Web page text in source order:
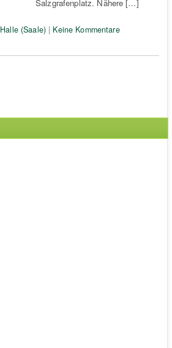
Salzgrafenplatz. Nähere […]
Halle (Saale) | Keine Kommentare